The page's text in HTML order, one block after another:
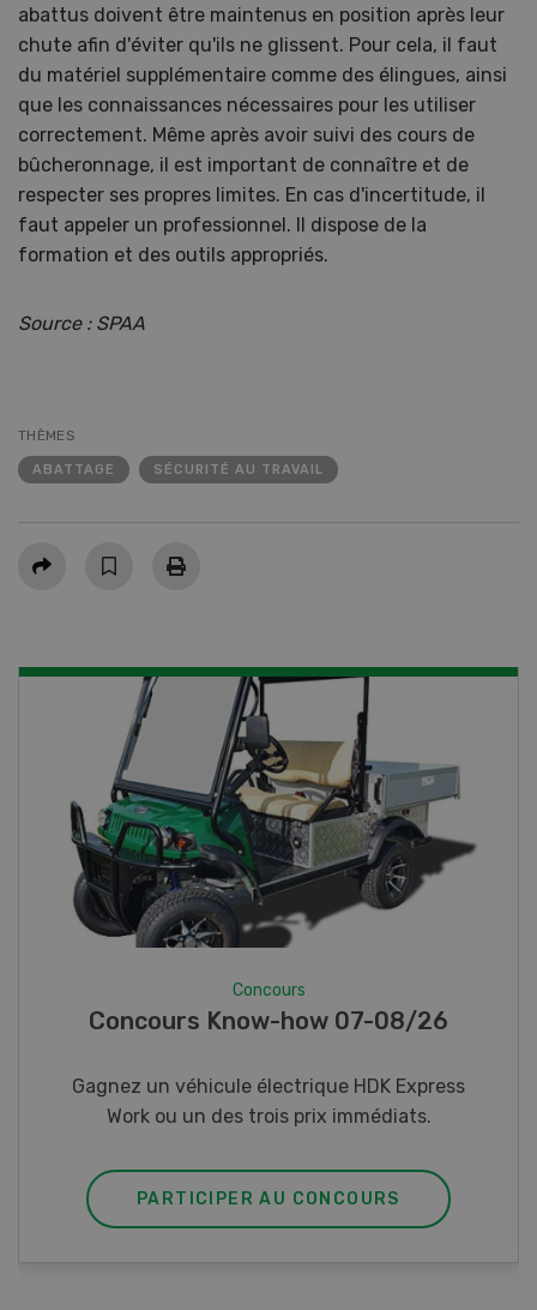
abattus doivent être maintenus en position après leur
chute afin d'éviter qu'ils ne glissent. Pour cela, il faut
du matériel supplémentaire comme des élingues, ainsi
que les connaissances nécessaires pour les utiliser
correctement. Même après avoir suivi des cours de
bûcheronnage, il est important de connaître et de
respecter ses propres limites. En cas d'incertitude, il
faut appeler un professionnel. Il dispose de la
formation et des outils appropriés.
Source : SPAA
THÈMES
ABATTAGE SÉCURITÉ AU TRAVAIL
Partager
Photo mystère 07-08/26
Gagnez l’un des cinq couteaux de poche LANDI
PARTICIPER AU CONCOURS